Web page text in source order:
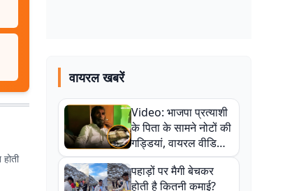
वायरल खबरें
Video: भाजपा प्रत्याशी
के पिता के सामने नोटों की
गड्डियां, वायरल वीडियो
से राजनीति में उबाल,
अजित महतो बोले- TMC
पहाड़ों पर मैगी बेचकर
होती है कितनी कमाई?